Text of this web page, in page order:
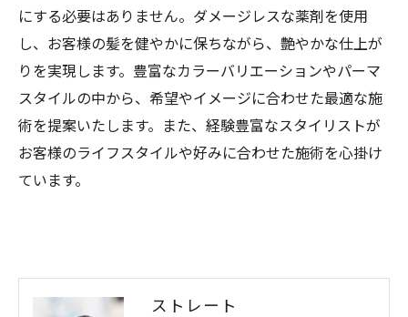
にする必要はありません。ダメージレスな薬剤を使用
し、お客様の髪を健やかに保ちながら、艶やかな仕上が
りを実現します。豊富なカラーバリエーションやパーマ
スタイルの中から、希望やイメージに合わせた最適な施
術を提案いたします。また、経験豊富なスタイリストが
お客様のライフスタイルや好みに合わせた施術を心掛け
ています。
ストレート